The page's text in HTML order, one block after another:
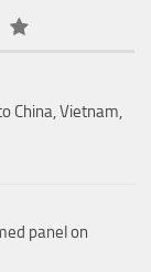
China, Vietnam,
panel on